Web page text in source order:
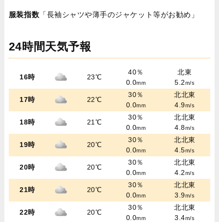
服装指数 「長袖シャツや薄手のジャケット等がお勧め」
24時間天気予報
16時 23℃
40％
0.0mm
北東
5.2m/s
17時 22℃
30％
0.0mm
北北東
4.9m/s
18時 21℃
30％
0.0mm
北北東
4.8m/s
19時 20℃
30％
0.0mm
北北東
4.5m/s
20時 20℃
30％
0.0mm
北北東
4.2m/s
21時 20℃
30％
0.0mm
北北東
3.9m/s
22時 20℃
30％
0.0mm
北北東
3.4m/s